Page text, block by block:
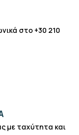
προϊόντα της
στο +30 210
με ταχύτητα και